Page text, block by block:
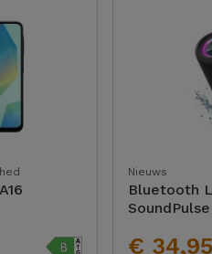
Nieuws
Bluetooth
SoundPulse
€ 34,95